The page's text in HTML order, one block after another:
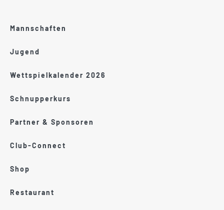
Mannschaften
Jugend
Wettspielkalender 2026
Schnupperkurs
Partner & Sponsoren
Club-Connect
Shop
Restaurant